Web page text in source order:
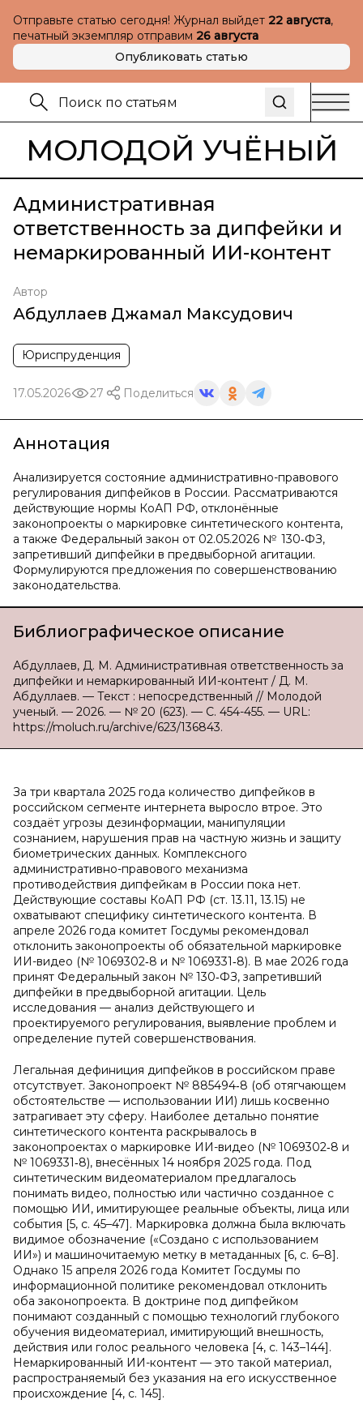
Отправьте статью сегодня! Журнал выйдет 22 августа,
печатный экземпляр отправим 26 августа
Опубликовать статью
МОЛОДОЙ УЧЁНЫЙ
Административная
ответственность за дипфейки и
немаркированный ИИ-контент
Автор
Абдуллаев Джамал Максудович
Юриспруденция
17.05.2026 27 Поделиться
Аннотация
Анализируется состояние административно-правового
регулирования дипфейков в России. Рассматриваются
действующие нормы КоАП РФ, отклонённые
законопроекты о маркировке синтетического контента,
а также Федеральный закон от 02.05.2026 № 130‑ФЗ,
запретивший дипфейки в предвыборной агитации.
Формулируются предложения по совершенствованию
законодательства.
Библиографическое описание
Абдуллаев, Д. М. Административная ответственность за
дипфейки и немаркированный ИИ-контент / Д. М.
Абдуллаев. — Текст : непосредственный // Молодой
ученый. — 2026. — № 20 (623). — С. 454-455. — URL:
https://moluch.ru/archive/623/136843.
За три квартала 2025 года количество дипфейков в
российском сегменте интернета выросло втрое. Это
создаёт угрозы дезинформации, манипуляции
сознанием, нарушения прав на частную жизнь и защиту
биометрических данных. Комплексного
административно-правового механизма
противодействия дипфейкам в России пока нет.
Действующие составы КоАП РФ (ст. 13.11, 13.15) не
охватывают специфику синтетического контента. В
апреле 2026 года комитет Госдумы рекомендовал
отклонить законопроекты об обязательной маркировке
ИИ-видео (№ 1069302‑8 и № 1069331‑8). В мае 2026 года
принят Федеральный закон № 130‑ФЗ, запретивший
дипфейки в предвыборной агитации. Цель
исследования — анализ действующего и
проектируемого регулирования, выявление проблем и
определение путей совершенствования.
Легальная дефиниция дипфейков в российском праве
отсутствует. Законопроект № 885494‑8 (об отягчающем
обстоятельстве — использовании ИИ) лишь косвенно
затрагивает эту сферу. Наиболее детально понятие
синтетического контента раскрывалось в
законопроектах о маркировке ИИ-видео (№ 1069302‑8 и
№ 1069331‑8), внесённых 14 ноября 2025 года. Под
синтетическим видеоматериалом предлагалось
понимать видео, полностью или частично созданное с
помощью ИИ, имитирующее реальные объекты, лица или
события [5, с. 45–47]. Маркировка должна была включать
видимое обозначение («Создано с использованием
ИИ») и машиночитаемую метку в метаданных [6, с. 6–8].
Однако 15 апреля 2026 года Комитет Госдумы по
информационной политике рекомендовал отклонить
оба законопроекта. В доктрине под дипфейком
понимают созданный с помощью технологий глубокого
обучения видеоматериал, имитирующий внешность,
действия или голос реального человека [4, с. 143–144].
Немаркированный ИИ-контент — это такой материал,
распространяемый без указания на его искусственное
происхождение [4, с. 145].